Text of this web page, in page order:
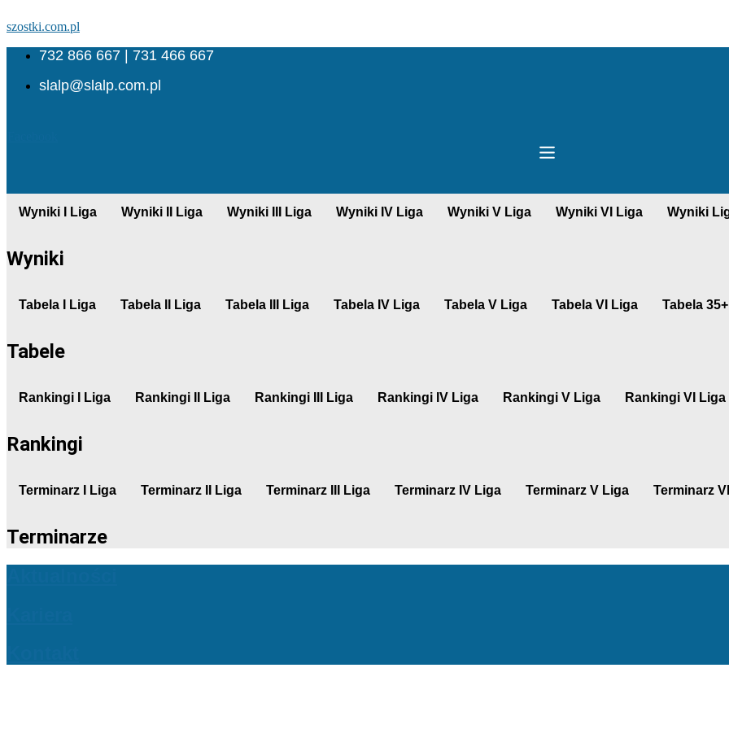
szostki.com.pl
732 866 667 | 731 466 667
slalp@slalp.com.pl
Wyniki I Liga Wyniki II Liga Wyniki III Liga Wyniki IV Liga Wyniki V Liga Wyniki VI Liga Wyniki
Wyniki
Tabela I Liga Tabela II Liga Tabela III Liga Tabela IV Liga Tabela V Liga Tabela VI Liga Tabela 35+
Tabele
Rankingi I Liga Rankingi II Liga Rankingi III Liga Rankingi IV Liga Rankingi V Liga Rankingi VI Liga
Rankingi
Terminarz I Liga Terminarz II Liga Terminarz III Liga Terminarz IV Liga Terminarz V Liga Terminarz
Terminarze